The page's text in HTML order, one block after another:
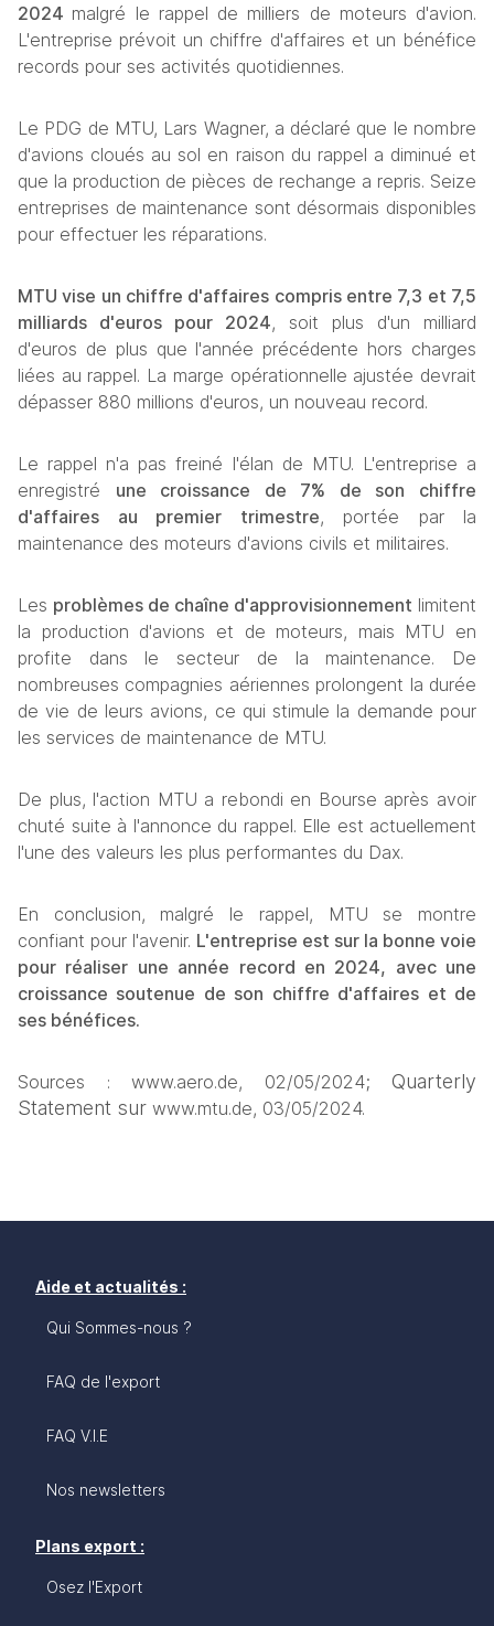
2024 malgré le rappel de milliers de moteurs d'avion.
L'entreprise prévoit un chiffre d'affaires et un bénéfice
records pour ses activités quotidiennes.
Le PDG de MTU, Lars Wagner, a déclaré que le nombre
d'avions cloués au sol en raison du rappel a diminué et
que la production de pièces de rechange a repris. Seize
entreprises de maintenance sont désormais disponibles
pour effectuer les réparations.
MTU vise un chiffre d'affaires compris entre 7,3 et 7,5
milliards d'euros pour 2024, soit plus d'un milliard
d'euros de plus que l'année précédente hors charges
liées au rappel. La marge opérationnelle ajustée devrait
dépasser 880 millions d'euros, un nouveau record.
Le rappel n'a pas freiné l'élan de MTU. L'entreprise a
enregistré une croissance de 7% de son chiffre
d'affaires au premier trimestre, portée par la
maintenance des moteurs d'avions civils et militaires.
Les problèmes de chaîne d'approvisionnement limitent
la production d'avions et de moteurs, mais MTU en
profite dans le secteur de la maintenance. De
nombreuses compagnies aériennes prolongent la durée
de vie de leurs avions, ce qui stimule la demande pour
les services de maintenance de MTU.
De plus, l'action MTU a rebondi en Bourse après avoir
chuté suite à l'annonce du rappel. Elle est actuellement
l'une des valeurs les plus performantes du Dax.
En conclusion, malgré le rappel, MTU se montre
confiant pour l'avenir. L'entreprise est sur la bonne voie
pour réaliser une année record en 2024, avec une
croissance soutenue de son chiffre d'affaires et de
ses bénéfices.
Sources : www.aero.de, 02/05/2024; Quarterly
Statement sur www.mtu.de, 03/05/2024.
Aide et actualités :
Qui Sommes-nous ?
FAQ de l'export
FAQ V.I.E
Nos newsletters
Plans export :
Osez l'Export